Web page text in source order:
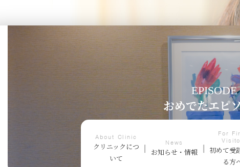
EPISODE
おめでたエピ
About Clinic
クリニックにつ
いて
News
お知らせ・情報
For
初めて受
る方